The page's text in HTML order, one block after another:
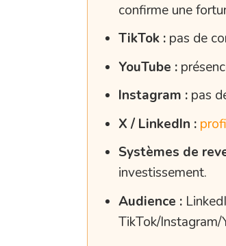
confirme une
TikTok :pas de
YouTube :
Instagram :pas
X / LinkedIn :
Systèmes de
investissement.
Audience :
TikTok/Instagram/